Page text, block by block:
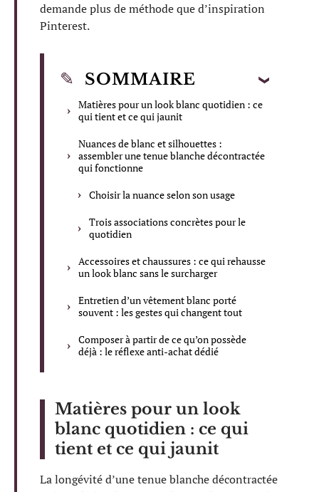
demande plus de méthode que d’inspiration
Pinterest.
SOMMAIRE
Matières pour un look blanc quotidien : ce
qui tient et ce qui jaunit
Nuances de blanc et silhouettes :
assembler une tenue blanche décontractée
qui fonctionne
Choisir la nuance selon son usage
Trois associations concrètes pour le
quotidien
Accessoires et chaussures : ce qui rehausse
un look blanc sans le surcharger
Entretien d’un vêtement blanc porté
souvent : les gestes qui changent tout
Composer à partir de ce qu’on possède
déjà : le réflexe anti-achat dédié
Matières pour un look
blanc quotidien : ce qui
tient et ce qui jaunit
La longévité d’une tenue blanche décontractée